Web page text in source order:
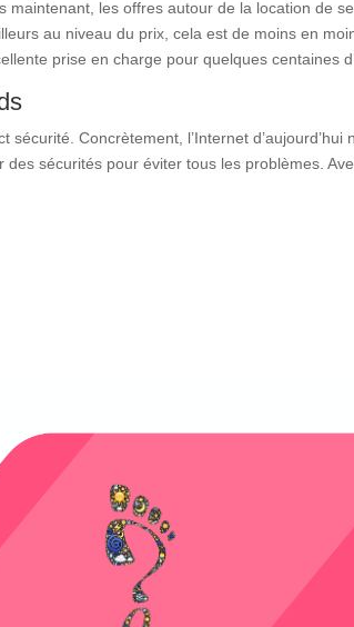
maintenant, les offres autour de la location de
au niveau du prix, cela est de moins en
prise en charge pour quelques centaines
sécurité. Concrètement, l’Internet
sécurités pour éviter tous les problèmes.